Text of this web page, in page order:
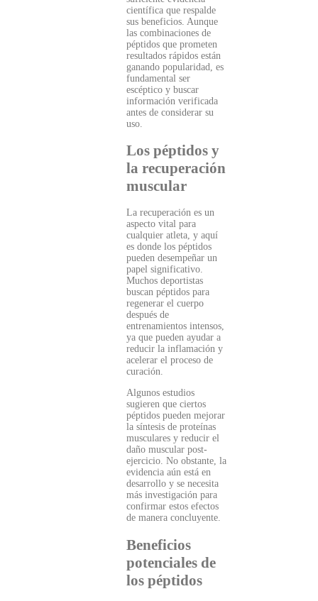
científica que respalde
sus beneficios. Aunque
las combinaciones de
péptidos que prometen
resultados rápidos están
ganando popularidad, es
fundamental ser
escéptico y buscar
información verificada
antes de considerar su
uso.
Los péptidos y
la recuperación
muscular
La recuperación es un
aspecto vital para
cualquier atleta, y aquí
es donde los péptidos
pueden desempeñar un
papel significativo.
Muchos deportistas
buscan péptidos para
regenerar el cuerpo
después de
entrenamientos intensos,
ya que pueden ayudar a
reducir la inflamación y
acelerar el proceso de
curación.
Algunos estudios
sugieren que ciertos
péptidos pueden mejorar
la síntesis de proteínas
musculares y reducir el
daño muscular post-
ejercicio. No obstante, la
evidencia aún está en
desarrollo y se necesita
más investigación para
confirmar estos efectos
de manera concluyente.
Beneficios
potenciales de
los péptidos